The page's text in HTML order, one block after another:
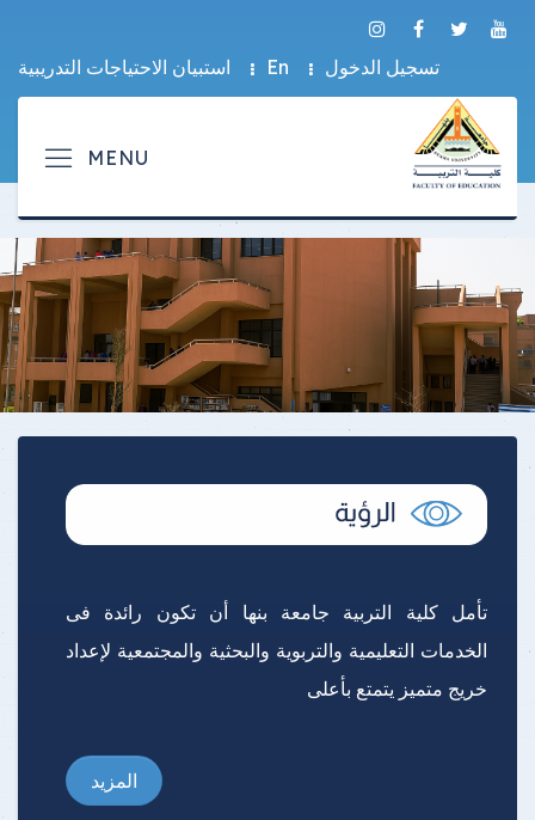
تسجيل الدخول En استبيان الاحتياجات التدريبية
تأمل كلية التربية جامعة بنها أن تكون رائدة فى
الخدمات التعليمية والتربوية والبحثية والمجتمعية لإعداد
خريج متميز يتمتع بأعلى
المزيد